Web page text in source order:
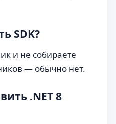
SDK?
и не собираете
— обычно нет.
.NET 8